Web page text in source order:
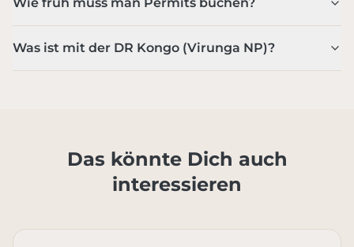
Was ist mit der DR Kongo (Virunga NP)?
Das könnte Dich auch
interessieren